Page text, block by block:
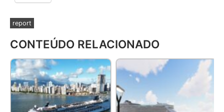
report
CONTEÚDO RELACIONADO